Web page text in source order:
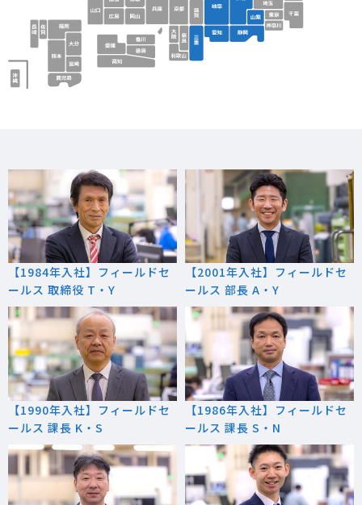
【1984年入社】フィールドセ
ールス 取締役 T・Y
【2001年入社】フィールドセ
ールス 部長 A・Y
【1990年入社】フィールドセ
ールス 課長 K・S
【1986年入社】フィールドセ
ールス 課長 S・N